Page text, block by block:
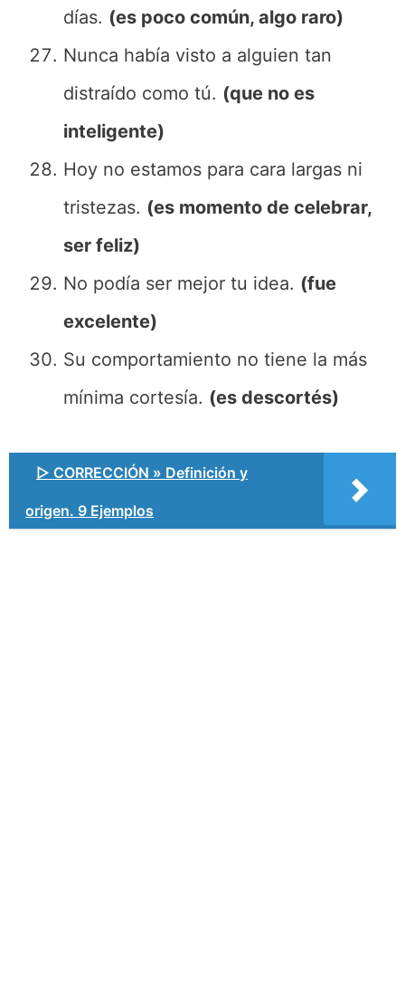
días. (es poco común, algo raro)
Nunca había visto a alguien tan
distraído como tú. (que no es
inteligente)
Hoy no estamos para cara largas ni
tristezas. (es momento de celebrar,
ser feliz)
No podía ser mejor tu idea. (fue
excelente)
Su comportamiento no tiene la más
mínima cortesía. (es descortés)
▷ CORRECCIÓN » Definición y
origen. 9 Ejemplos